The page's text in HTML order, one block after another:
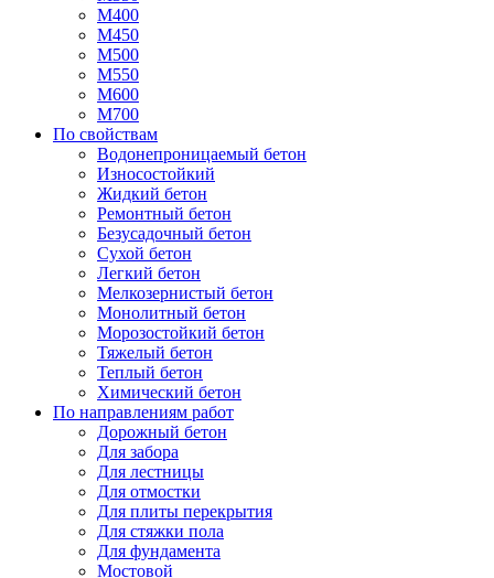
М400
М450
М500
М550
М600
М700
По свойствам
Водонепроницаемый бетон
Износостойкий
Жидкий бетон
Ремонтный бетон
Безусадочный бетон
Сухой бетон
Легкий бетон
Мелкозернистый бетон
Монолитный бетон
Морозостойкий бетон
Тяжелый бетон
Теплый бетон
Химический бетон
По направлениям работ
Дорожный бетон
Для забора
Для лестницы
Для отмостки
Для плиты перекрытия
Для стяжки пола
Для фундамента
Мостовой